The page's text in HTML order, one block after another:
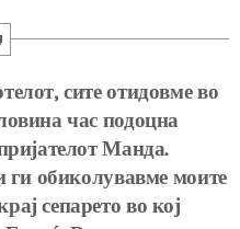
сите отидовме во
час подоцна
Манда.
ги обиколувавме моите
сепарето во кој